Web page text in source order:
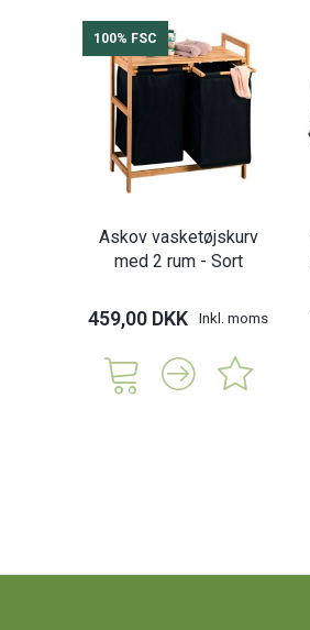
100% FSC
Askov vasketøjskurv
med 2 rum - Sort
459,00 DKK Inkl. moms